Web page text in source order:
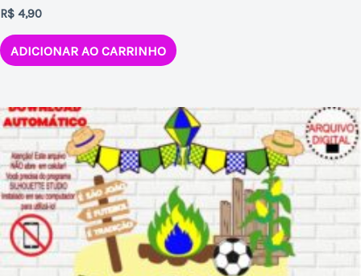
R$ 4,90
ADICIONAR AO CARRINHO